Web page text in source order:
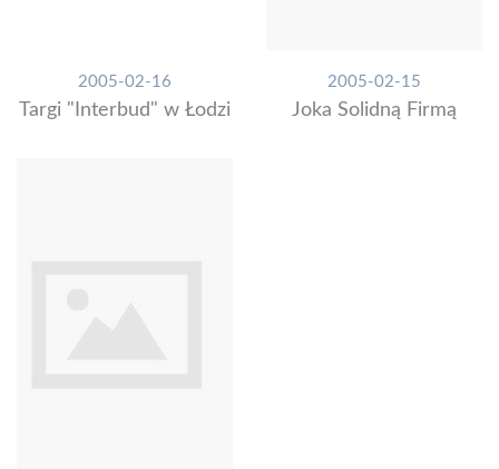
2005-02-16
Targi "Interbud" w Łodzi
2005-02-15
Joka Solidną Firmą